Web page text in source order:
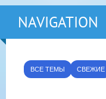
NAVIGATION
ВСЕ ТЕМЫ СВЕЖИЕ